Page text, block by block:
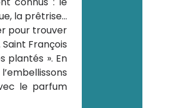
la prêtrise…
pour trouver
François
plantés ». En
le parfum